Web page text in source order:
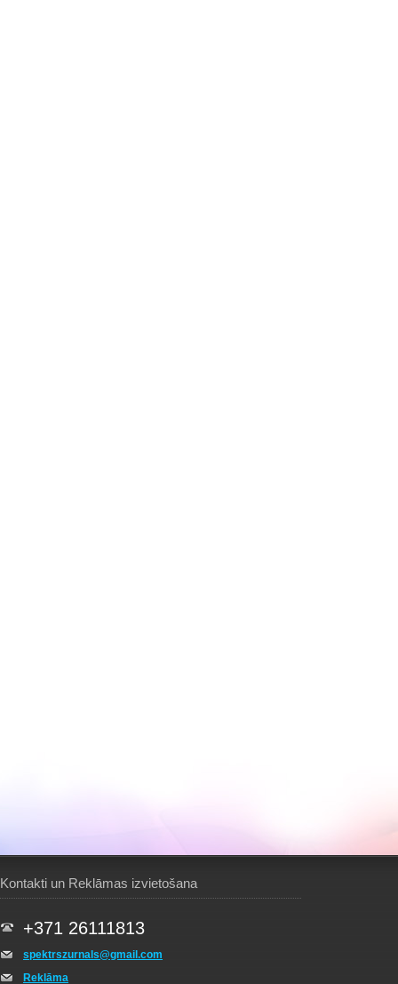
Kontakti un Reklāmas izvietošana
+371 26111813
spektrszurnals@gmail.com
Reklāma